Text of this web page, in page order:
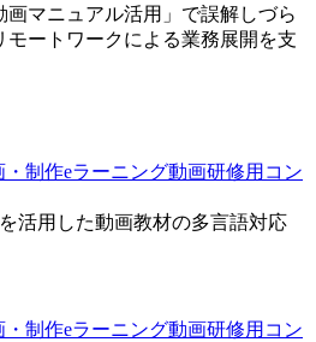
画マニュアル活用」で誤解しづら
モートワークによる業務展開を支
・制作eラーニング動画研修用コン
活用した動画教材の多言語対応
・制作eラーニング動画研修用コン